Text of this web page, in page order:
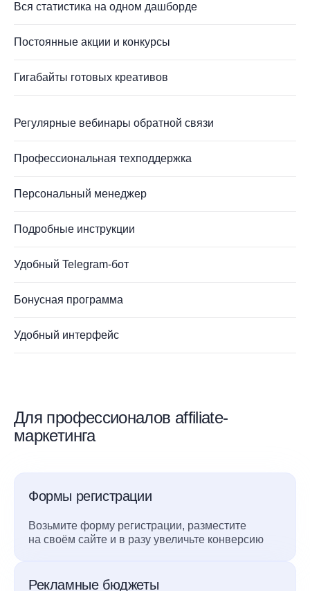
Вся статистика на одном дашборде
Постоянные акции и конкурсы
Гигабайты готовых креативов
Регулярные вебинары обратной связи
Профессиональная техподдержка
Персональный менеджер
Подробные инструкции
Удобный Telegram-бот
Бонусная программа
Удобный интерфейс
Для профессионалов affiliate-
маркетинга
Формы регистрации
Возьмите форму регистрации, разместите
на своём сайте и в разу увеличьте конверсию
Рекламные бюджеты